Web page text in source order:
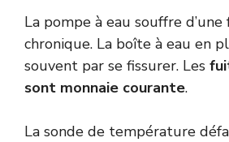
La pompe à eau souffre
chronique. La boîte à eau en
souvent par se fissurer. Les
sont monnaie courante.
La sonde de température